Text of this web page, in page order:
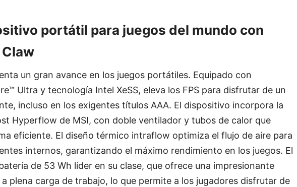
portátil para juegos del mundo con
un gran avance en los juegos portátiles. Equipado con
Ultra y tecnología Intel XeSS, eleva los FPS para disfrutar de un
incluso en los exigentes títulos AAA. El dispositivo incorpora la
Hyperflow de MSI, con doble ventilador y tubos de calor que
eficiente. El diseño térmico intraflow optimiza el flujo de aire para
internos, garantizando el máximo rendimiento en los juegos. El
de 53 Wh líder en su clase, que ofrece una impresionante
plena carga de trabajo, lo que permite a los jugadores disfrutar de